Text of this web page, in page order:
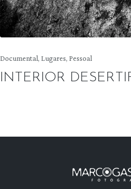
Posted
in
Documental Lugares Pessoal
INTERIOR